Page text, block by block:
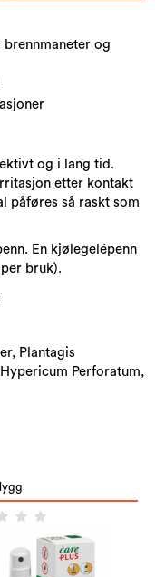
og
og i lang tid.
etter kontakt
påføres så raskt som
En kjølegelépenn
bruk).
Plantagis
Perforatum,